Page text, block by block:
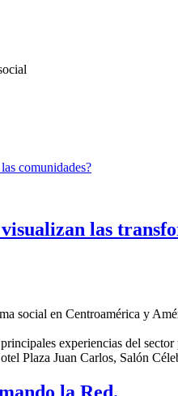
comunidades?
las
social en Centroamérica y
experiencias del
Plaza Juan Carlos, Salón